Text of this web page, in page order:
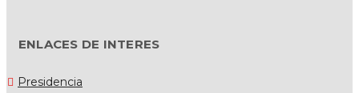
ENLACES DE INTERES
Presidencia